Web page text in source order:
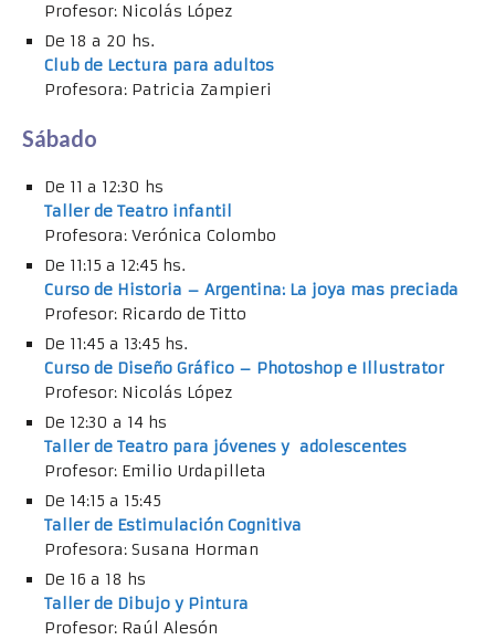
Profesor: Nicolás López
De 18 a 20 hs.
Club de Lectura para adultos
Profesora: Patricia Zampieri
Sábado
De 11 a 12:30 hs
Taller de Teatro infantil
Profesora: Verónica Colombo
De 11:15 a 12:45 hs.
Curso de Historia – Argentina: La joya mas preciada
Profesor: Ricardo de Titto
De 11:45 a 13:45 hs.
Curso de Diseño Gráfico – Photoshop e Illustrator
Profesor: Nicolás López
De 12:30 a 14 hs
Taller de Teatro para jóvenes y adolescentes
Profesor: Emilio Urdapilleta
De 14:15 a 15:45
Taller de Estimulación Cognitiva
Profesora: Susana Horman
De 16 a 18 hs
Taller de Dibujo y Pintura
Profesor: Raúl Alesón